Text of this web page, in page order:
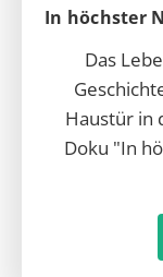
In höchster
Das
Haustür in
Doku "In